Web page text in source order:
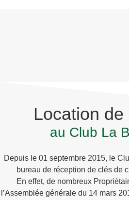
Location de
au Club La
Depuis le 01 septembre 2015, le
bureau de réception de clés de
En effet, de nombreux
l’Assemblée générale du 14 mars